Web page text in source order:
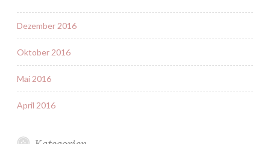
Dezember 2016
Oktober 2016
Mai 2016
April 2016